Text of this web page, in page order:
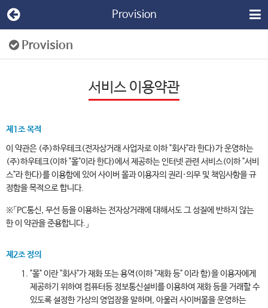
Provision
Provision
서비스 이용약관
제1조 목적
이 약관은 (주)하우테크(전자상거래 사업자로 이하 "회사"라 한다)가 운영하는
(주)하우테크(이하 "몰"이라 한다)에서 제공하는 인터넷 관련 서비스(이하 "서비
스"라 한다)를 이용함에 있어 사이버 몰과 이용자의 권리·의무 및 책임사항을 규
정함을 목적으로 합니다.
※「PC통신, 무선 등을 이용하는 전자상거래에 대해서도 그 성질에 반하지 않는
한 이 약관을 준용합니다.」
제2조 정의
"몰" 이란 "회사"가 재화 또는 용역(이하 "재화 등" 이라 함)을 이용자에게
제공하기 위하여 컴퓨터등 정보통신설비를 이용하여 재화 등을 거래할 수
있도록 설정한 가상의 영업장을 말하며, 아울러 사이버몰을 운영하는